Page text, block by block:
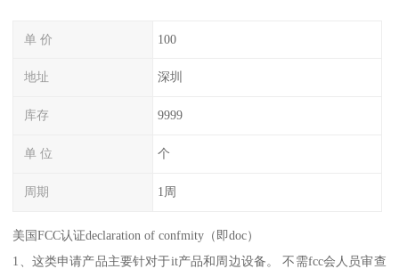
单 价 100
地址 深圳
库存 9999
单 位 个
周期 1周
美国FCC认证declaration of confmity（即doc）
1、这类申请产品主要针对于it产品和周边设备。 不需fcc会人员审查